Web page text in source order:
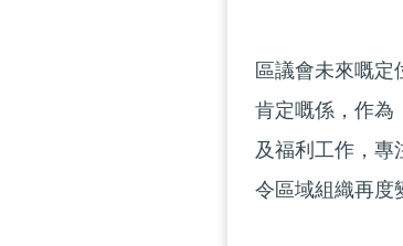
區議會未來嘅
肯定嘅係，作為
及福利工作，專
令區域組織再度